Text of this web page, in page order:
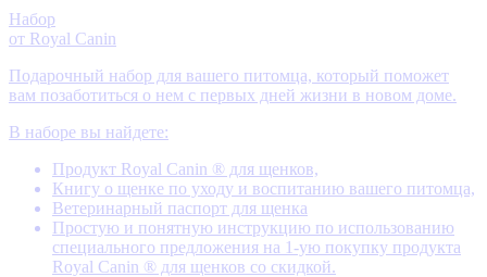
Набор
от Royal Canin
Подарочный набор для вашего питомца, который поможет
вам позаботиться о нем с первых дней жизни в новом доме.
В наборе вы найдете:
Продукт Royal Canin ® для щенков,
Книгу о щенке по уходу и воспитанию вашего питомца,
Ветеринарный паспорт для щенка
Простую и понятную инструкцию по использованию
специального предложения на 1-ую покупку продукта
Royal Canin ® для щенков со скидкой.